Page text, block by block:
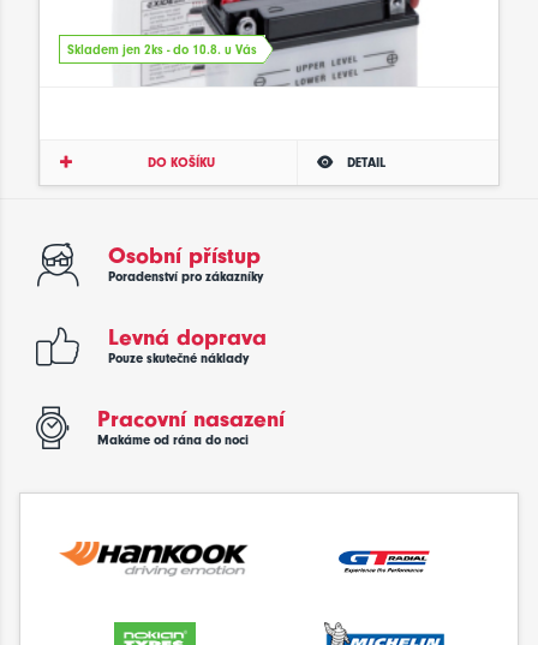
Skladem jen 2ks - do 10.8. u Vás
DO KOŠÍKU DETAIL
Osobní přístup
Poradenství pro zákazníky
Levná doprava
Pouze skutečné náklady
Pracovní nasazení
Makáme od rána do noci